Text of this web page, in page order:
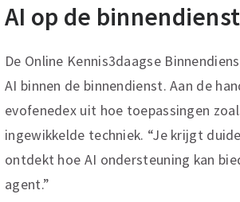
AI op de binnendienst
De Online Kennis3daagse
AI binnen de binnendienst. Aan de
evofenedex uit hoe toepassingen
ingewikkelde techniek. “Je krijgt
ontdekt hoe AI ondersteuning kan
agent.”